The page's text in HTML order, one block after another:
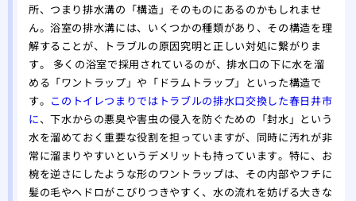
ト
所、つまり排水溝の「構造」そのものにあるのかもしれませ
ん。浴室の排水溝には、いくつかの種類があり、その構造を理
解することが、トラブルの原因究明と正しい対処に繋がりま
す。 多くの浴室で採用されているのが、排水口の下に水を溜
める「ワントラップ」や「ドラムトラップ」といった構造で
す。 このトイレつまりではトラブルの排水口交換した春日井市
に、下水からの悪臭や害虫の侵入を防ぐための「封水」という
水を溜めておく重要な役割を担っていますが、同時に汚れが非
常に溜まりやすいというデメリットも持っています。特に、お
椀を逆さにしたような形のワントラップは、その内部やフチに
髪の毛やヘドロがこびりつきやすく、水の流れを妨げる大きな